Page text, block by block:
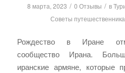
8 марта, 2023 / 0 Отзывы / в
Советы
Рождество в Иране
сообщество Ирана.
иранские армяне, которые